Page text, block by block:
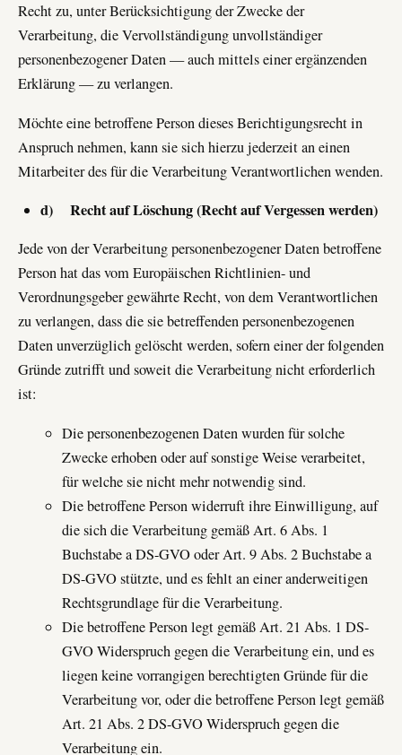
Recht zu, unter Berücksichtigung der Zwecke der
Verarbeitung, die Vervollständigung unvollständiger
personenbezogener Daten — auch mittels einer ergänzenden
Erklärung — zu verlangen.
Möchte eine betroffene Person dieses Berichtigungsrecht in
Anspruch nehmen, kann sie sich hierzu jederzeit an einen
Mitarbeiter des für die Verarbeitung Verantwortlichen wenden.
d) Recht auf Löschung (Recht auf Vergessen werden)
Jede von der Verarbeitung personenbezogener Daten betroffene
Person hat das vom Europäischen Richtlinien- und
Verordnungsgeber gewährte Recht, von dem Verantwortlichen
zu verlangen, dass die sie betreffenden personenbezogenen
Daten unverzüglich gelöscht werden, sofern einer der folgenden
Gründe zutrifft und soweit die Verarbeitung nicht erforderlich
ist:
Die personenbezogenen Daten wurden für solche
Zwecke erhoben oder auf sonstige Weise verarbeitet,
für welche sie nicht mehr notwendig sind.
Die betroffene Person widerruft ihre Einwilligung, auf
die sich die Verarbeitung gemäß Art. 6 Abs. 1
Buchstabe a DS-GVO oder Art. 9 Abs. 2 Buchstabe a
DS-GVO stützte, und es fehlt an einer anderweitigen
Rechtsgrundlage für die Verarbeitung.
Die betroffene Person legt gemäß Art. 21 Abs. 1 DS-
GVO Widerspruch gegen die Verarbeitung ein, und es
liegen keine vorrangigen berechtigten Gründe für die
Verarbeitung vor, oder die betroffene Person legt gemäß
Art. 21 Abs. 2 DS-GVO Widerspruch gegen die
Verarbeitung ein.